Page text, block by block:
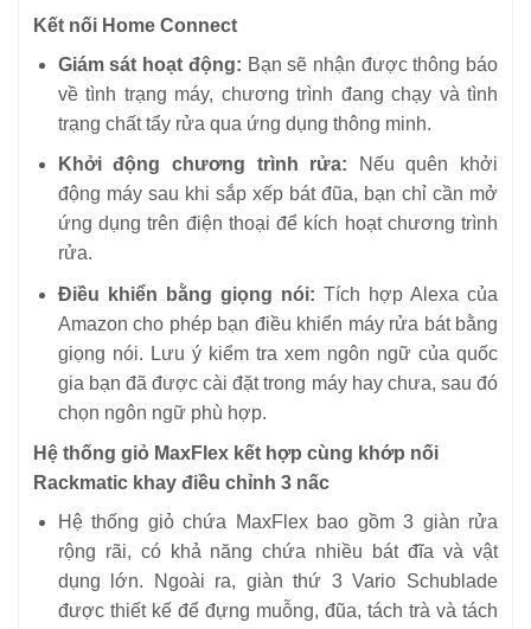
Kết nối Home Connect
Giám sát hoạt động: Bạn sẽ nhận được thông báo
về tình trạng máy, chương trình đang chạy và tình
trạng chất tẩy rửa qua ứng dụng thông minh.
Khởi động chương trình rửa: Nếu quên khởi
động máy sau khi sắp xếp bát đũa, bạn chỉ cần mở
ứng dụng trên điện thoại để kích hoạt chương trình
rửa.
Điều khiển bằng giọng nói: Tích hợp Alexa của
Amazon cho phép bạn điều khiển máy rửa bát bằng
giọng nói. Lưu ý kiểm tra xem ngôn ngữ của quốc
gia bạn đã được cài đặt trong máy hay chưa, sau đó
chọn ngôn ngữ phù hợp.
Hệ thống giỏ MaxFlex kết hợp cùng khớp nối
Rackmatic khay điều chỉnh 3 nấc
Hệ thống giỏ chứa MaxFlex bao gồm 3 giàn rửa
rộng rãi, có khả năng chứa nhiều bát đĩa và vật
dụng lớn. Ngoài ra, giàn thứ 3 Vario Schublade
được thiết kế để đựng muỗng, đũa, tách trà và tách